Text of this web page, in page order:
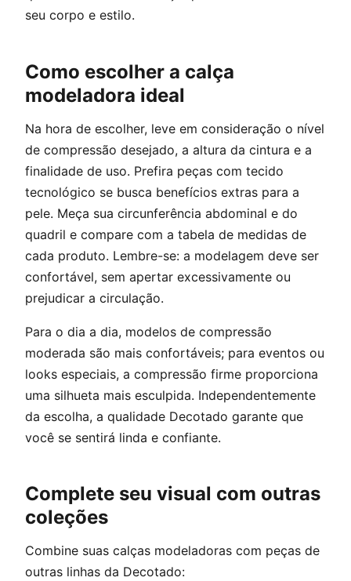
seu corpo e estilo.
Como escolher a calça
modeladora ideal
Na hora de escolher, leve em consideração o nível
de compressão desejado, a altura da cintura e a
finalidade de uso. Prefira peças com tecido
tecnológico se busca benefícios extras para a
pele. Meça sua circunferência abdominal e do
quadril e compare com a tabela de medidas de
cada produto. Lembre-se: a modelagem deve ser
confortável, sem apertar excessivamente ou
prejudicar a circulação.
Para o dia a dia, modelos de compressão
moderada são mais confortáveis; para eventos ou
looks especiais, a compressão firme proporciona
uma silhueta mais esculpida. Independentemente
da escolha, a qualidade Decotado garante que
você se sentirá linda e confiante.
Complete seu visual com outras
coleções
Combine suas calças modeladoras com peças de
outras linhas da Decotado: